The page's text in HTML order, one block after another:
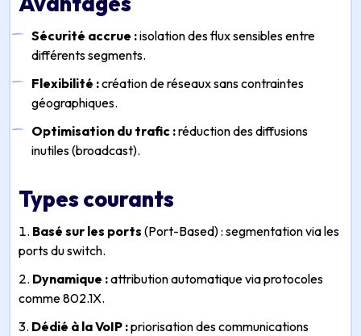
Sécurité accrue :isolation des flux sensibles entre
différents segments.
Flexibilité :création de réseaux sans contraintes
géographiques.
Optimisation du trafic :réduction des diffusions
inutiles (broadcast).
Types courants
Basé sur les ports (Port-Based) : segmentation via les
ports du switch.
Dynamique :attribution automatique via protocoles
comme 802.1X.
Dédié à la VoIP :priorisation des communications